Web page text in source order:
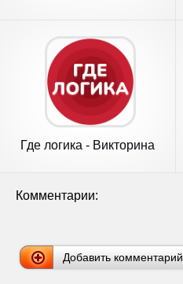
Где логика - Викторина
Комментарии:
Добавить комментарий